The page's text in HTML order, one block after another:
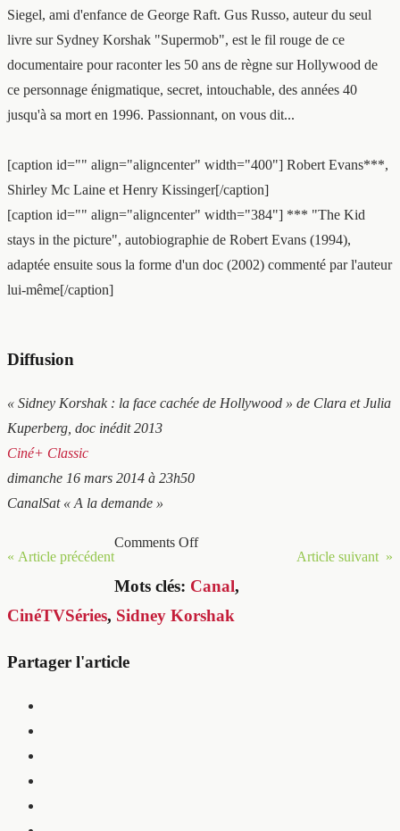
Siegel, ami d'enfance de George Raft. Gus Russo, auteur du seul
livre sur Sydney Korshak "Supermob", est le fil rouge de ce
documentaire pour raconter les 50 ans de règne sur Hollywood de
ce personnage énigmatique, secret, intouchable, des années 40
jusqu'à sa mort en 1996. Passionnant, on vous dit...
[caption id="" align="aligncenter" width="400"] Robert Evans***,
Shirley Mc Laine et Henry Kissinger[/caption]
[caption id="" align="aligncenter" width="384"] *** "The Kid
stays in the picture", autobiographie de Robert Evans (1994),
adaptée ensuite sous la forme d'un doc (2002) commenté par l'auteur
lui-même[/caption]
Diffusion
« Sidney Korshak : la face cachée de Hollywood » de Clara et Julia
Kuperberg, doc inédit 2013
Ciné+ Classic
dimanche 16 mars 2014 à 23h50
CanalSat « A la demande »
« Article précédent Article suivant »
Comments Off
Mots clés: Canal,
CinéTVSéries, Sidney Korshak
Partager l'article